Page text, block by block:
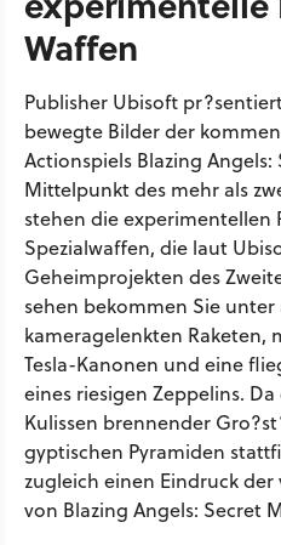
Waffen
Publisher Ubisoft
bewegte Bilder der
Actionspiels Blazing Angels:
Mittelpunkt des mehr als
stehen die experimentellen
Spezialwaffen, die laut
Geheimprojekten des
sehen bekommen Sie
kameragelenkten
Tesla-Kanonen und eine
eines riesigen Zeppelins.
Kulissen brennender
gyptischen Pyramiden
zugleich einen Eindruck
von Blazing Angels: Secret